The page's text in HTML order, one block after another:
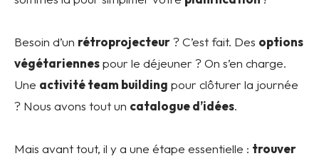
Besoin d’un rétroprojecteur? C’est fait. Des options
végétariennespour le déjeuner ? On s’en charge.
Une activité team building pour clôturer la journée
? Nous avons tout un catalogue d’idées.
Mais avant tout, il y a une étape essentielle : trouver